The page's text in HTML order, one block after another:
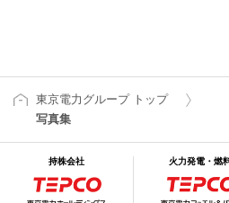
東京電力グループ トップ
写真集
持株会社 火力発電・燃